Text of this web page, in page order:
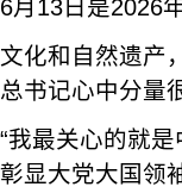
6月13日是2026
文化和自然遗产
总书记心中分量
“我最关心的就
彰显大党大国领